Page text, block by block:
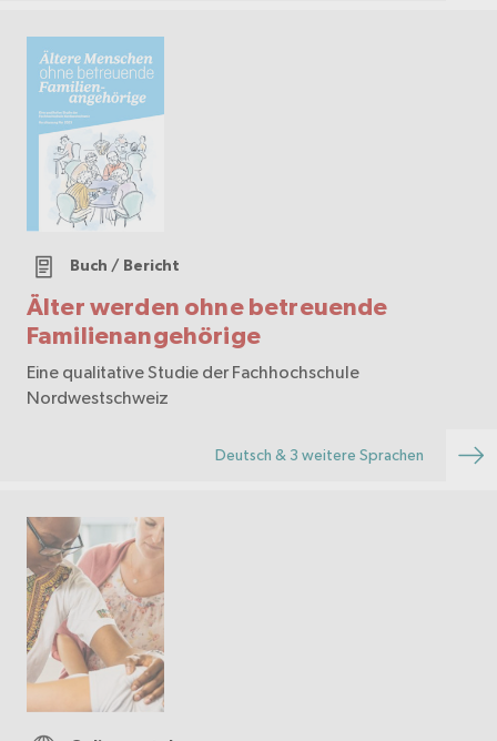
Älter werden ohne betreuende
Familienangehörige
Buch / Bericht
Eine qualitative Studie der Fachhochschule
Nordwestschweiz
Deutsch & 3 weitere Sprachen